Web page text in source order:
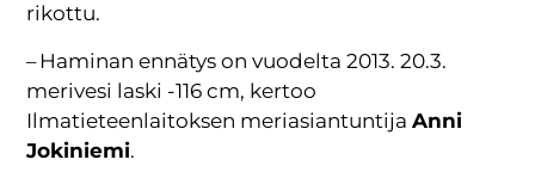
rikottu.
– Haminan ennätys on vuodelta 2013. 20.3.
merivesi laski -116 cm, kertoo
Ilmatieteenlaitoksen meriasiantuntijaAnni
Jokiniemi.